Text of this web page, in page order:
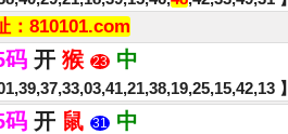
：810101.com
码开 猴 23 中
】
码开 鼠 31 中